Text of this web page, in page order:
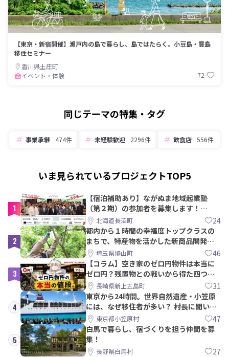
【東京・新宿開催】瀬戸内の島で暮らし、島ではたらく。小豆島・豊島
移住セミナー
香川県土庄町
イベント・体験
72
同じテーマの特集・タグ
事業承継 474件 未経験歓迎 2296件 飲食店 556件
いま見られているプロジェクトTOP5
1
【宿泊補助あり】ながぬま地域起業塾
（第２期）の参加者を募集します！
【8/21〆】
北海道長沼町 24
2
都内から１時間の幸福度トップクラスの
まちで、特産物を活かした新商品開発＆
PRメンバー募集！
埼玉県鳩山町 46
3
【コラム】空き家のゼロ円物件は本当に
ゼロ円？残置物との戦いから得た四つの
教訓｜新上五島町
長崎県新上五島町 31
4
東京から24時間。世界自然遺産・小笠原
には、なぜ移住者が多い？ 村長に聞いて
みた東京都小笠原村 47
5
白馬で暮らし、宿づくりを担う仲間を募
集！
長野県白馬村 27